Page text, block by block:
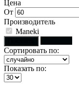
Цена
От
Производитель
Maneki
Сортировать по:
Показать по: